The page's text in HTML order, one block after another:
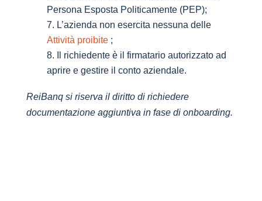
Persona Esposta Politicamente (PEP);
L’azienda non esercita nessuna delle
Attività proibite ;
Il richiedente è il firmatario autorizzato ad
aprire e gestire il conto aziendale.
ReiBanq si riserva il diritto di richiedere
documentazione aggiuntiva in fase di onboarding.